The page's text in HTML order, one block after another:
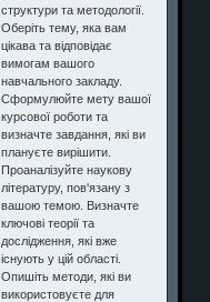
структури та методології.
Оберіть тему, яка вам
цікава та відповідає
вимогам вашого
навчального закладу.
Сформулюйте мету вашої
курсової роботи та
визначте завдання, які ви
плануєте вирішити.
Проаналізуйте наукову
літературу, пов'язану з
вашою темою. Визначте
ключові теорії та
дослідження, які вже
існують у цій області.
Опишіть методи, які ви
використовуєте для